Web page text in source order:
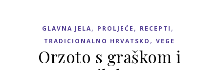
GLAVNA JELA, PROLJEĆE , RECEPTI ,
TRADICIONALNO HRVATSKO , VEGE
Orzoto s graškom i